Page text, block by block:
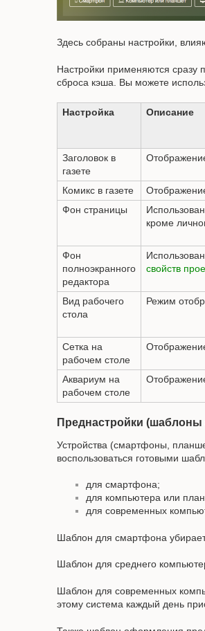
Здесь собраны настройки,
Настройки применяются сразу
сброса кэша. Вы можете
Настройка Описание
Заголовок в
газете
Комикс в газете
Фон страницы
кроме
Фон
полноэкранного
редактора
свойств
Вид рабочего
стола
Режим
Сетка на
рабочем столе
Аквариум на
рабочем столе
Преднастройки
Устройства (смартфоны,
воспользоваться готовыми
для смартфона;
для компьютера или
для современных
Шаблон для смартфона
Шаблон для среднего
Шаблон для современных
этому система каждый день